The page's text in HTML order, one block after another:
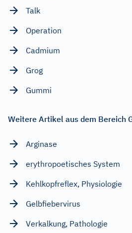
Talk
Operation
Cadmium
Grog
Gummi
Weitere Artikel aus dem Bereich
Arginase
erythropoetisches System
Kehlkopfreflex, Physiologie
Gelbfiebervirus
Verkalkung, Pathologie